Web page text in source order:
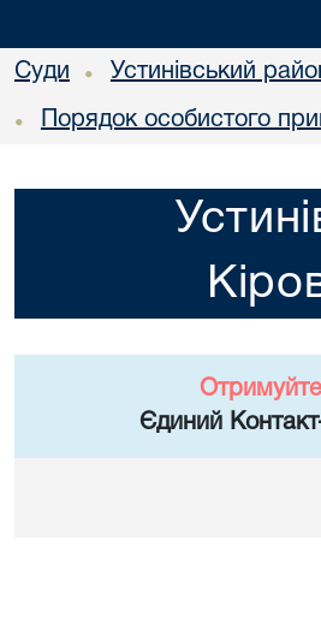
Суди • Устинівський
• Порядок особистого
Єдиний